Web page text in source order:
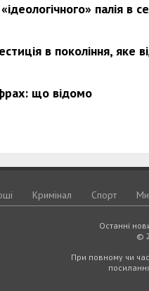
палія в
в покоління, яке
що відомо
Кримiнал Спорт
Останні
©
При повному чи